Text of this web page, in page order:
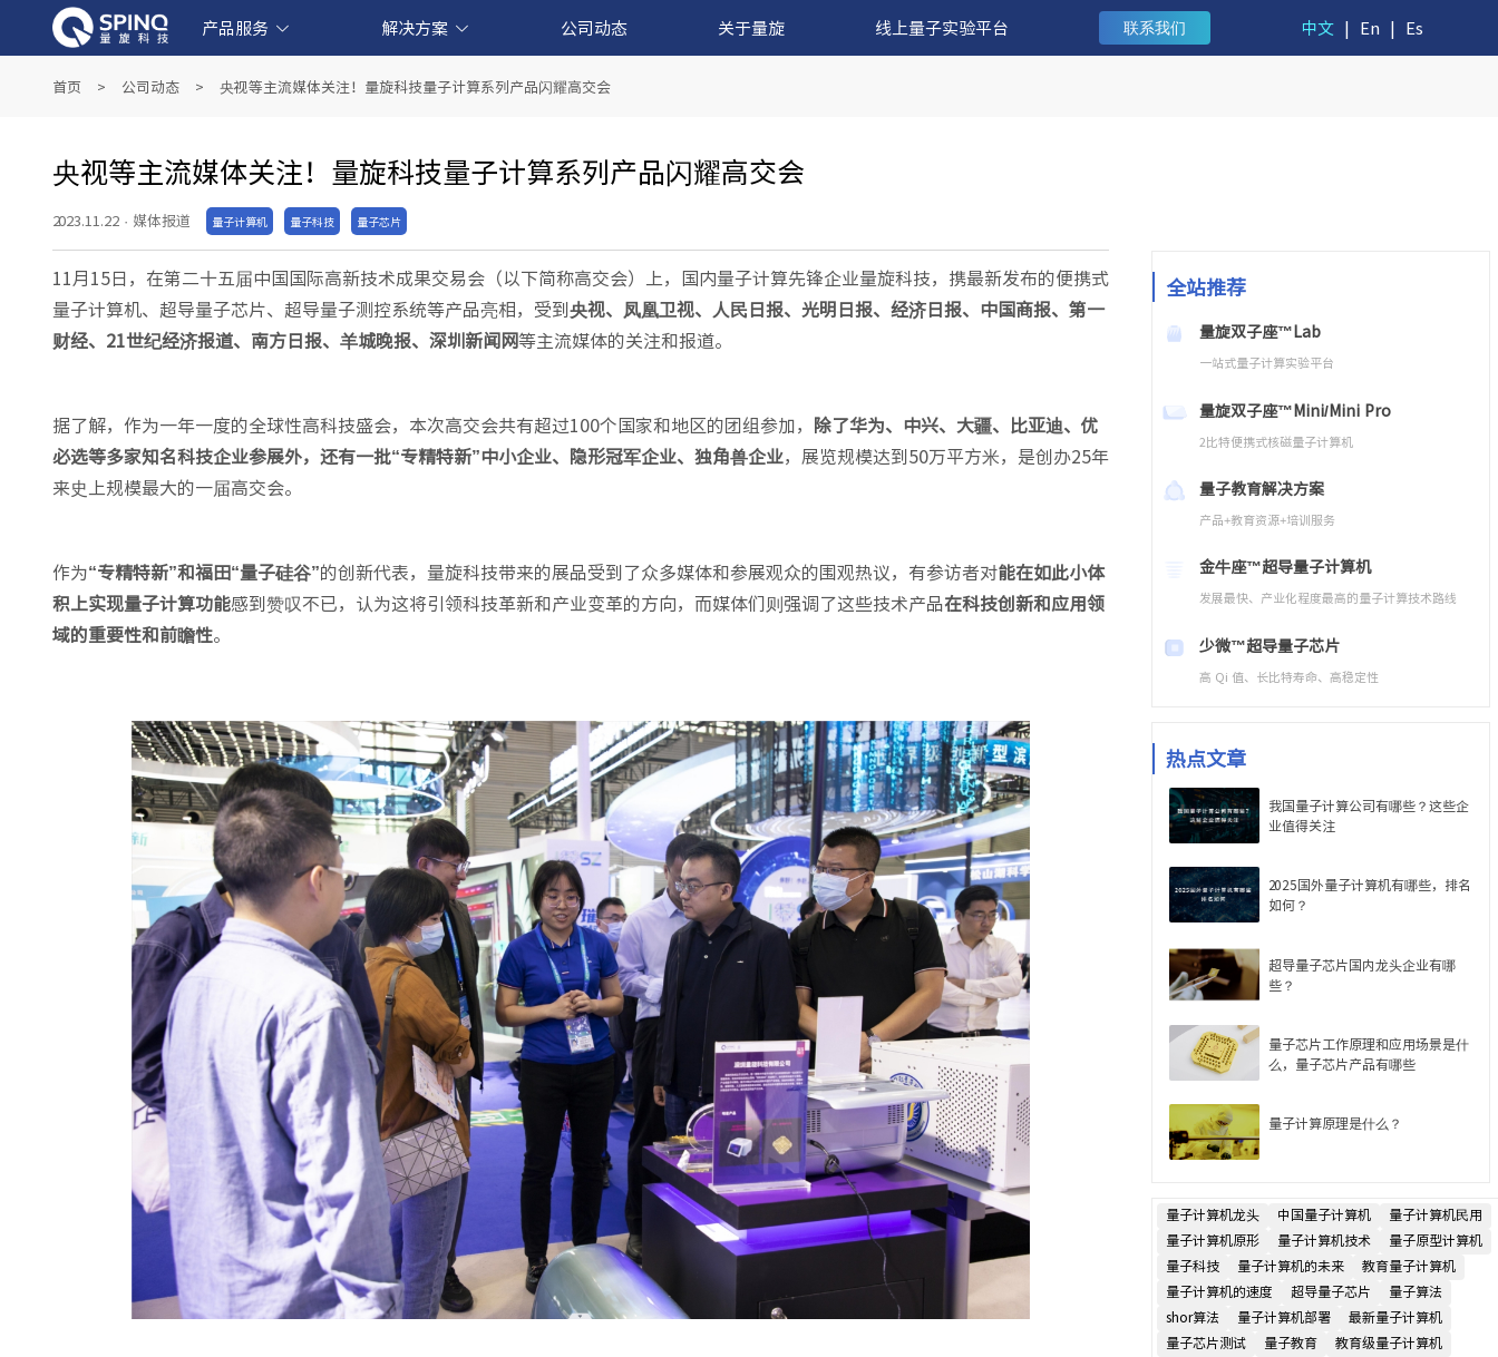
产品服务
产业级超导量子计算机产品
教育级核磁量子计算机产品
线上量子实验平台和软件产品
解决方案
量子教育解决方案
金融科技解决方案
生物医药解决方案
人工智能解决方案
公司动态 关于量旋 线上量子实验平台 联系我们 中文 | En | Es
首页 > 公司动态 > 央视等主流媒体关注！量旋科技量子计算系列产品闪耀高交会
央视等主流媒体关注！量旋科技量子计算系列产品闪耀高交会
2023.11.22 · 媒体报道 量子计算机 量子科技 量子芯片
11月15日，在第二十五届中国国际高新技术成果交易会（以下简称高交会）上，国内量子计算先锋企业量旋科技，携最新发布的便携式
量子计算机、超导量子芯片、超导量子测控系统等产品亮相，受到央视、凤凰卫视、人民日报、光明日报、经济日报、中国商报、第一
财经、21世纪经济报道、南方日报、羊城晚报、深圳新闻网等主流媒体的关注和报道。
据了解，作为一年一度的全球性高科技盛会，本次高交会共有超过100个国家和地区的团组参加， 除了华为、中兴、大疆、比亚迪、优
必选等多家知名科技企业参展外，还有一批“专精特新”中小企业、隐形冠军企业、独角兽企业，展览规模达到50万平方米，是创办25年
来史上规模最大的一届高交会。
作为“专精特新”和福田“量子硅谷”的创新代表，量旋科技带来的展品受到了众多媒体和参展观众的围观热议，有参访者对能在如此小体
积上实现量子计算功能感到赞叹不已，认为这将引领科技革新和产业变革的方向，而媒体们则强调了这些技术产品在科技创新和应用领
域的重要性和前瞻性。
全站推荐
量旋双子座™Lab
一站式量子计算实验平台
量旋双子座™Mini/Mini Pro
2比特便携式核磁量子计算机
量子教育解决方案
产品+教育资源+培训服务
金牛座™超导量子计算机
发展最快、产业化程度最高的量子计算技术路线
少微™超导量子芯片
高 Qi 值、长比特寿命、高稳定性
热点文章
我国量子计算公司有哪些？这些企
业值得关注
2025国外量子计算机有哪些，排名
如何？
超导量子芯片国内龙头企业有哪
些？
量子芯片工作原理和应用场景是什
么，量子芯片产品有哪些
量子计算原理是什么？
量子计算机龙头 中国量子计算机
量子计算机民用
量子计算机原形
量子计算机技术
量子原型计算机
量子科技
量子计算机的未来
教育量子计算机
量子计算机的速度
超导量子芯片
量子算法
shor算法
量子计算机部署
最新量子计算机
量子芯片测试
量子教育
教育级量子计算机